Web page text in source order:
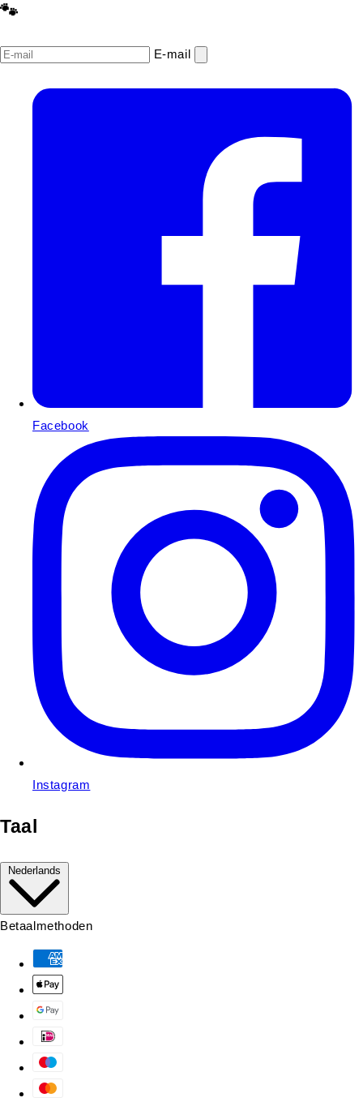
🐾
E‑mail
Facebook
Instagram
Taal
Nederlands
Betaalmethoden